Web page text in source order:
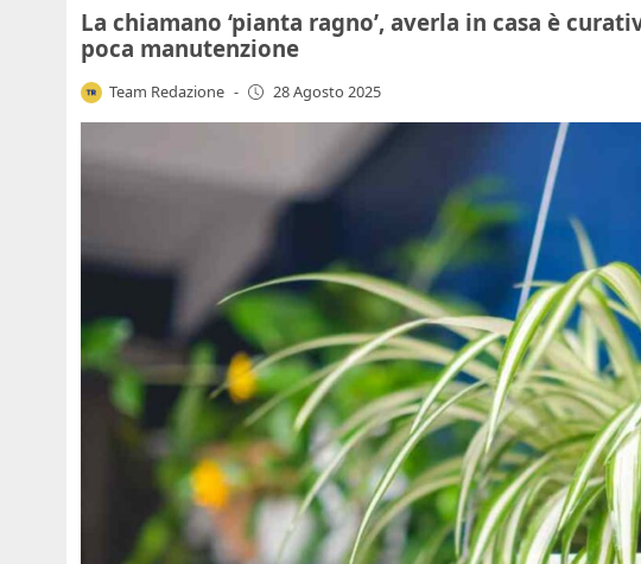
La chiamano ‘pianta ragno’, averla in casa è
poca manutenzione
Team Redazione - 28 Agosto 2025